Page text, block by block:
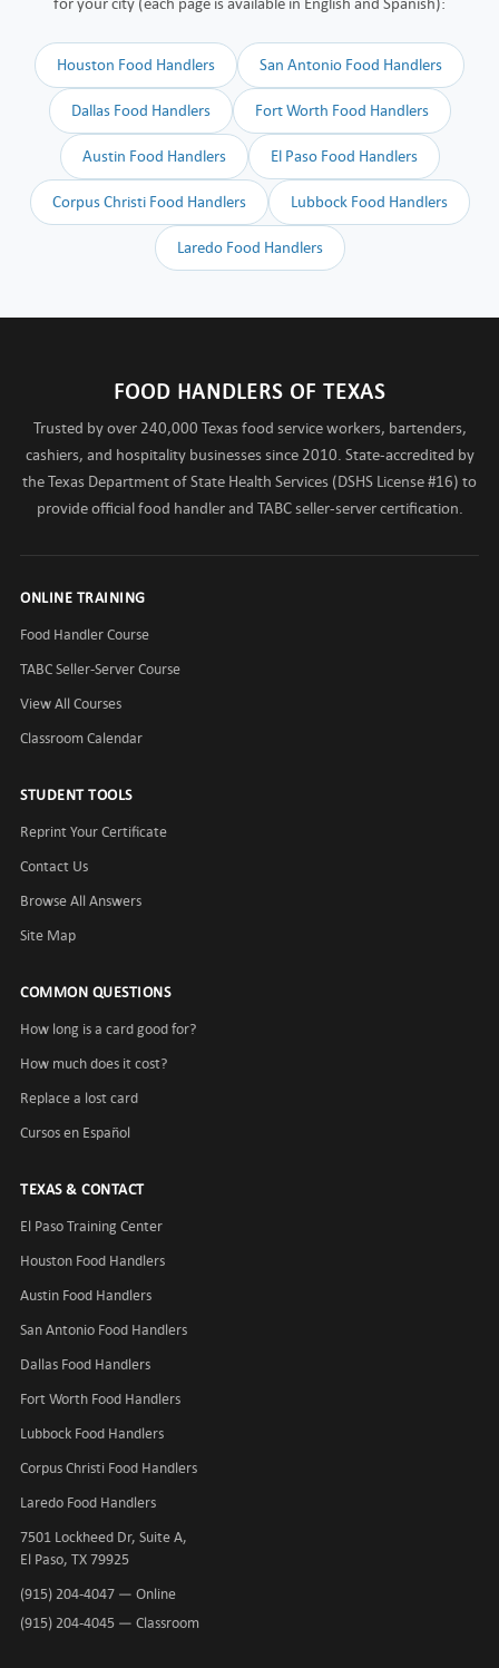
Houston Food Handlers San Antonio Food Handlers
Dallas Food Handlers Fort Worth Food Handlers
Austin Food Handlers El Paso Food Handlers
Corpus Christi Food Handlers Lubbock Food Handlers
Laredo Food Handlers
FOOD HANDLERS OF TEXAS
Trusted by over 240,000 Texas food service workers, bartenders,
cashiers, and hospitality businesses since 2010. State-accredited by
the Texas Department of State Health Services (DSHS License #16) to
provide official food handler and TABC seller-server certification.
ONLINE TRAINING
Food Handler Course
TABC Seller-Server Course
View All Courses
Classroom Calendar
STUDENT TOOLS
Reprint Your Certificate
Contact Us
Browse All Answers
Site Map
COMMON QUESTIONS
How long is a card good for?
How much does it cost?
Replace a lost card
Cursos en Español
TEXAS & CONTACT
El Paso Training Center
Houston Food Handlers
Austin Food Handlers
San Antonio Food Handlers
Dallas Food Handlers
Fort Worth Food Handlers
Lubbock Food Handlers
Corpus Christi Food Handlers
Laredo Food Handlers
7501 Lockheed Dr, Suite A,
El Paso, TX 79925
(915) 204-4047 — Online
(915) 204-4045 — Classroom